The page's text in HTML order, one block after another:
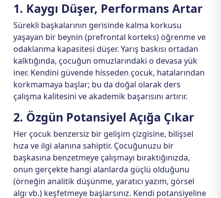
1. Kaygı Düşer, Performans Artar
Sürekli başkalarının gerisinde kalma korkusu
yaşayan bir beynin (prefrontal korteks) öğrenme ve
odaklanma kapasitesi düşer. Yarış baskısı ortadan
kalktığında, çocuğun omuzlarındaki o devasa yük
iner. Kendini güvende hisseden çocuk, hatalarından
korkmamaya başlar; bu da doğal olarak ders
çalışma kalitesini ve akademik başarısını artırır.
2. Özgün Potansiyel Açığa Çıkar
Her çocuk benzersiz bir gelişim çizgisine, bilişsel
hıza ve ilgi alanına sahiptir. Çocuğunuzu bir
başkasına benzetmeye çalışmayı bıraktığınızda,
onun gerçekte hangi alanlarda güçlü olduğunu
(örneğin analitik düşünme, yaratıcı yazım, görsel
algı vb.) keşfetmeye başlarsınız. Kendi potansiyeline